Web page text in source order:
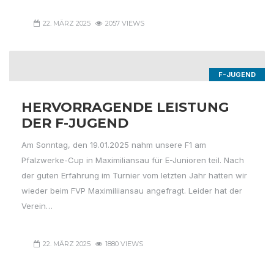
22. MÄRZ 2025 2057 VIEWS
F-JUGEND
HERVORRAGENDE LEISTUNG
DER F-JUGEND
Am Sonntag, den 19.01.2025 nahm unsere F1 am
Pfalzwerke-Cup in Maximiliansau für E-Junioren teil. Nach
der guten Erfahrung im Turnier vom letzten Jahr hatten wir
wieder beim FVP Maximiliiansau angefragt. Leider hat der
Verein…
22. MÄRZ 2025 1880 VIEWS